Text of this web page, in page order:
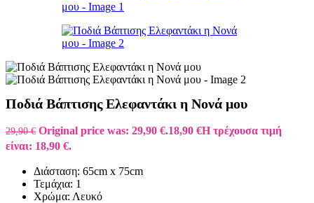
Ποδιά Βάπτισης Ελεφαντάκι η Νονά μου
29,90€ Original price was: 29,90 €.18,90 €Η τρέχουσα τιμή
είναι: 18,90 €.
Διάσταση: 65cm x 75cm
Τεμάχια: 1
Χρώμα: Λευκό